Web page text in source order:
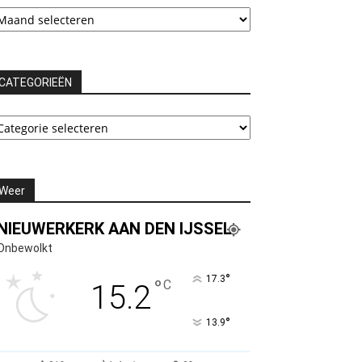
AAN DEN IJSSEL
15.2°C 17.3°
13.9°